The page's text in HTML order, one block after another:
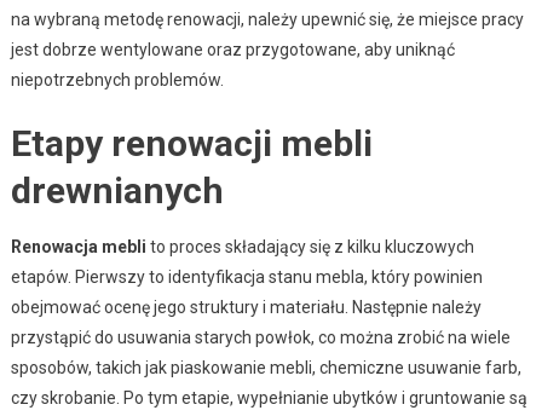
na wybraną metodę renowacji, należy upewnić się, że miejsce pracy
jest dobrze wentylowane oraz przygotowane, aby uniknąć
niepotrzebnych problemów.
Etapy renowacji mebli
drewnianych
Renowacja mebli to proces składający się z kilku kluczowych
etapów. Pierwszy to identyfikacja stanu mebla, który powinien
obejmować ocenę jego struktury i materiału. Następnie należy
przystąpić do usuwania starych powłok, co można zrobić na wiele
sposobów, takich jak piaskowanie mebli, chemiczne usuwanie farb,
czy skrobanie. Po tym etapie, wypełnianie ubytków i gruntowanie są